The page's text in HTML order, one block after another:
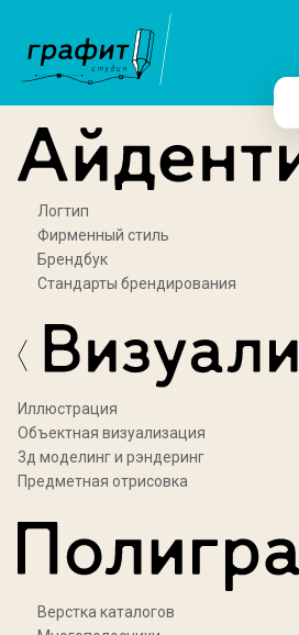
Логтип
Фирменный стиль
Брендбук
Стандарты брендирования
Иллюстрация
Объектная визуализация
3д моделинг и рэндеринг
Предметная отрисовка
Верстка каталогов